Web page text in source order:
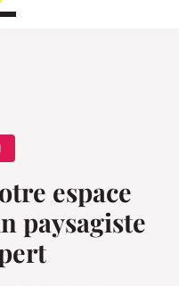
espace
paysagiste